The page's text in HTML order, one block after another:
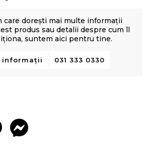
care dorești mai multe informații
produs sau detalii despre cum îl
suntem aici pentru tine.
informații 031 333 0330